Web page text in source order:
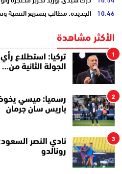
10:46 الجديدة: مطالب بتسريع التنمية
الأكثر مشاهدة
1
تركيا: استطلاع
الجولة الثانية من…
2
رسميا: ميسي
باريس سان جرمان
3
نادي النصر
رونالدو